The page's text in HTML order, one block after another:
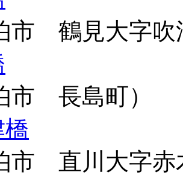
市 鶴見大字吹
市 長島町）
市 直川大字赤